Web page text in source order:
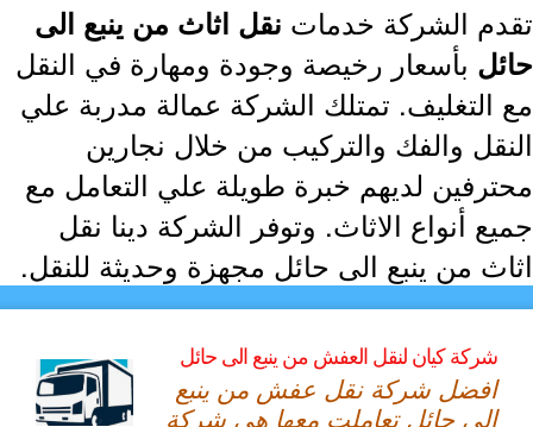
الشركة خدماتنقل اثاث من ينبع الى
بأسعار رخيصة وجودة ومهارة في النقل
التغليف. تمتلك الشركة عمالة مدربة علي
والفك والتركيب من خلال نجارين
لديهم خبرة طويلة علي التعامل مع
أنواع الاثاث. وتوفر الشركة دينا نقل
من ينبع الى حائل مجهزة وحديثة للنقل.
شركة كيان لنقل العفش من ينبع الى حائل
افضل شركة نقل عفش من ينبع
الى حائل تعاملت معها هي شركة